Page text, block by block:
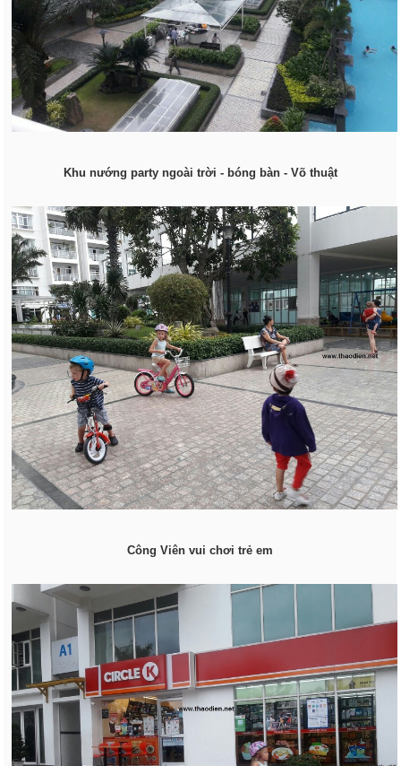
Khu nướng party ngoài trời - bóng bàn - Võ thuật
Công Viên vui chơi trẻ em